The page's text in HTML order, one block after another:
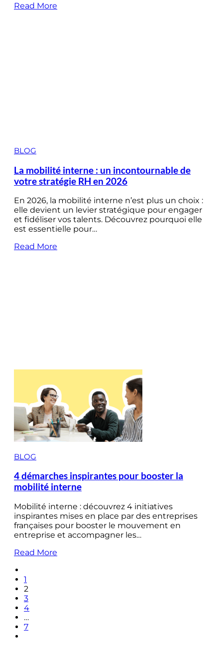
Read More
BLOG
La mobilité interne : un incontournable de
votre stratégie RH en 2026
En 2026, la mobilité interne n’est plus un choix :
elle devient un levier stratégique pour engager
et fidéliser vos talents. Découvrez pourquoi elle
est essentielle pour…
Read More
BLOG
4 démarches inspirantes pour booster la
mobilité interne
Mobilité interne : découvrez 4 initiatives
inspirantes mises en place par des entreprises
françaises pour booster le mouvement en
entreprise et accompagner les…
Read More
1
2
3
4
…
7